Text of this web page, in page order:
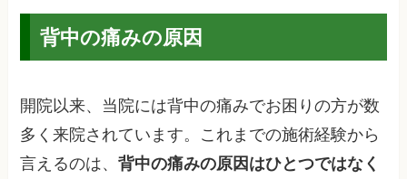
背中の痛みの原因
開院以来、当院には背中の痛みでお困りの方が数
多く来院されています。これまでの施術経験から
言えるのは、背中の痛みの原因はひとつではなく